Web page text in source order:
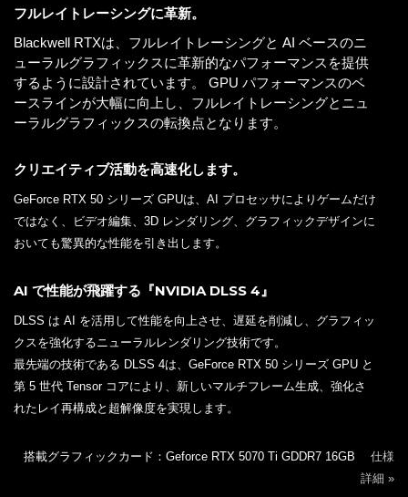
フルレイトレーシングに革新。
Blackwell RTXは、フルレイトレーシングと AI ベースのニ
ューラルグラフィックスに革新的なパフォーマンスを提供
するように設計されています。 GPU パフォーマンスのベ
ースラインが大幅に向上し、フルレイトレーシングとニュ
ーラルグラフィックスの転換点となります。
クリエイティブ活動を高速化します。
GeForce RTX 50 シリーズ GPUは、AI プロセッサによりゲームだけ
ではなく、ビデオ編集、3D レンダリング、グラフィックデザインに
おいても驚異的な性能を引き出します。
AI で性能が飛躍する『NVIDIA DLSS 4』
DLSS は AI を活用して性能を向上させ、遅延を削減し、グラフィッ
クスを強化するニューラルレンダリング技術です。
最先端の技術である DLSS 4は、GeForce RTX 50 シリーズ GPU と
第 5 世代 Tensor コアにより、新しいマルチフレーム生成、強化さ
れたレイ再構成と超解像度を実現します。
搭載グラフィックカード：Geforce RTX 5070 Ti GDDR7 16GB 仕様
詳細 »